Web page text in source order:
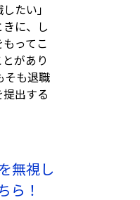
たい」
に、し
ってこ
があり
そも退職
出する
無視し
ら！